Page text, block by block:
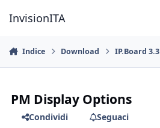
InvisionITA
Indice Download IP.Board 3.3
PM Display Options
Condividi
Seguaci